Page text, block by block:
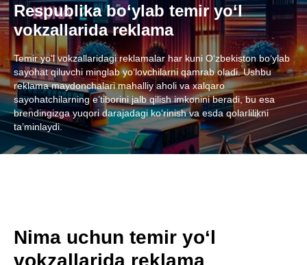
Respublika bo‘ylab temir yo‘l
vokzallarida reklama
Temir yo‘l vokzallaridagi reklamalar har kuni O‘zbekiston bo‘ylab
sayohat qiluvchi minglab yo‘lovchilarni qamrab oladi. Ushbu
reklama maydonchalari mahalliy aholi va xalqaro
sayohatchilarning e’tiborini jalb qilish imkonini beradi, bu esa
brendingizga yuqori darajadagi ko‘rinish va esda qolarlilikni
ta’minlaydi.
Nima uchun temir yo‘l
vokzallarida reklama